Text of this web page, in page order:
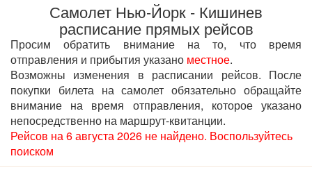
Самолет Нью-Йорк - Кишинев
расписание прямых рейсов
Просим обратить внимание на то, что время
отправления и прибытия указано местное.
Возможны изменения в расписании рейсов. После
покупки билета на самолет обязательно обращайте
внимание на время отправления, которое указано
непосредственно на маршрут-квитанции.
Рейсов на 6 августа 2026 не найдено. Воспользуйтесь
поиском